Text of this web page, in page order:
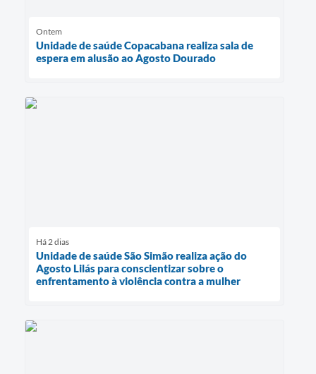
Ontem
Unidade de saúde Copacabana realiza sala de
espera em alusão ao Agosto Dourado
Há 2 dias
Unidade de saúde São Simão realiza ação do
Agosto Lilás para conscientizar sobre o
enfrentamento à violência contra a mulher